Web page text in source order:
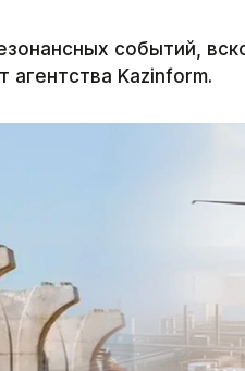
событий,
агентства Kazinform.